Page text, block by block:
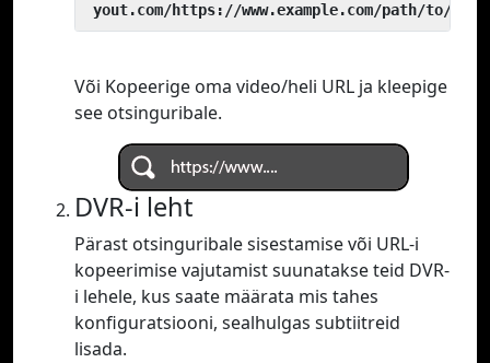
yout.com/https://www.example.com/path/to/
Või Kopeerige oma video/heli URL ja kleepige
see otsinguribale.
DVR-i leht
Pärast otsinguribale sisestamise või URL-i
kopeerimise vajutamist suunatakse teid DVR-
i lehele, kus saate määrata mis tahes
konfiguratsiooni, sealhulgas subtiitreid
lisada.